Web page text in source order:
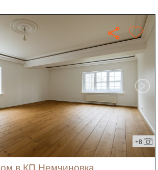
+8
дом в КП Немчиновка